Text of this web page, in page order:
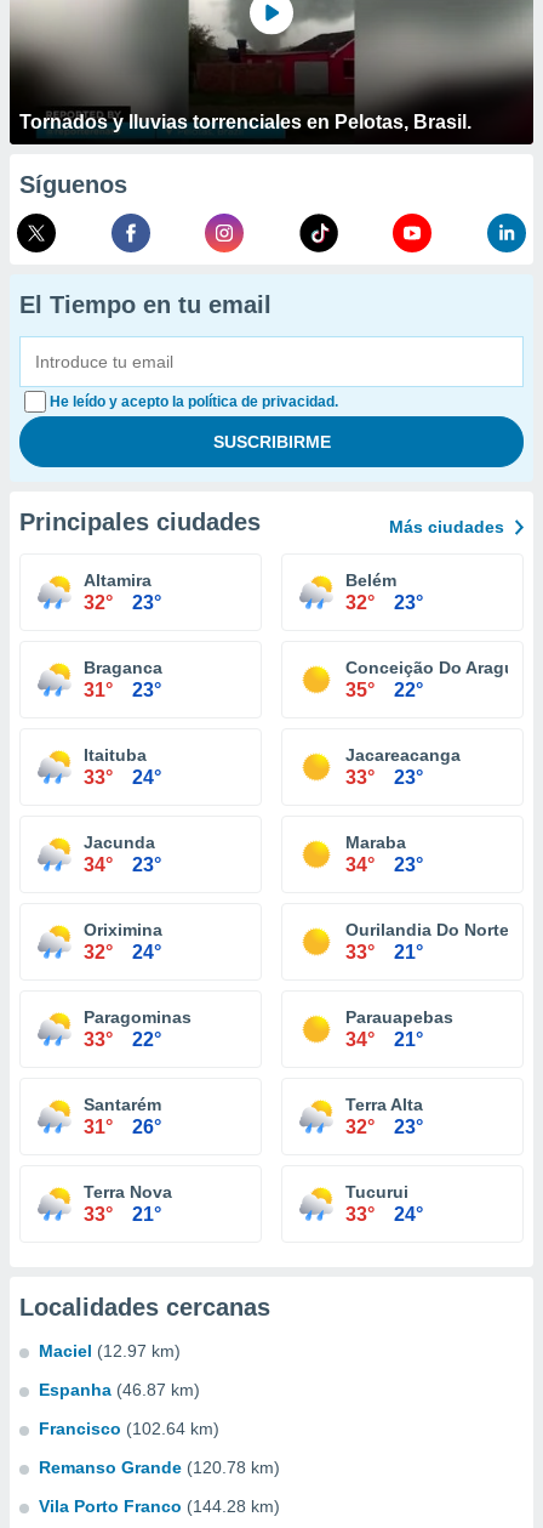
Tornados y lluvias torrenciales en Pelotas, Brasil.
Síguenos
El Tiempo en tu email
He leído y acepto la política de privacidad.
Principales ciudades Más ciudades
Altamira
32° 23°
Belém
32° 23°
Braganca
31° 23°
Conceição Do Araguaia
35° 22°
Itaituba
33° 24°
Jacareacanga
33° 23°
Jacunda
34° 23°
Maraba
34° 23°
Oriximina
32° 24°
Ourilandia Do Norte
33° 21°
Paragominas
33° 22°
Parauapebas
34° 21°
Santarém
31° 26°
Terra Alta
32° 23°
Terra Nova
33° 21°
Tucurui
33° 24°
Localidades cercanas
Maciel (12.97 km)
Espanha (46.87 km)
Francisco (102.64 km)
Remanso Grande (120.78 km)
Vila Porto Franco (144.28 km)